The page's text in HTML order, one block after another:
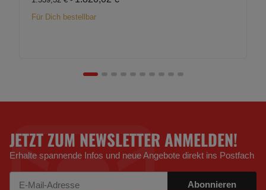
Für Dich bestellbar
JETZT ZUM NEWSLETTER ANMELDEN!
Erhalte spannende Infos und neue Angebote direkt ins Postfach
Abonnieren